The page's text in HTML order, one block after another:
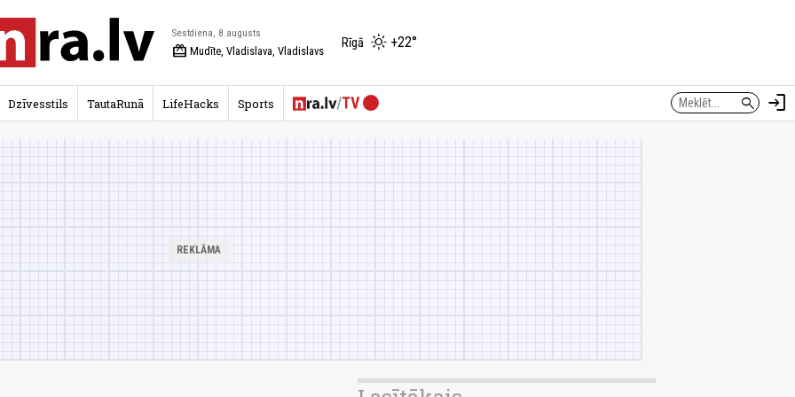
Sestdiena, 8.augusts
redeem Mudīte, Vladislava, Vladislavs
Rīgā +22°
search login
Dzīvesstils TautaRunā LifeHacks Sports